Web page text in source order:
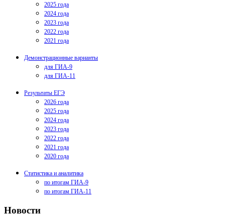
2025 года
2024 года
2023 года
2022 года
2021 года
Демонстрационные варианты
для ГИА-9
для ГИА-11
Результаты ЕГЭ
2026 года
2025 года
2024 года
2023 года
2022 года
2021 года
2020 года
Статистика и аналитика
по итогам ГИА-9
по итогам ГИА-11
Новости